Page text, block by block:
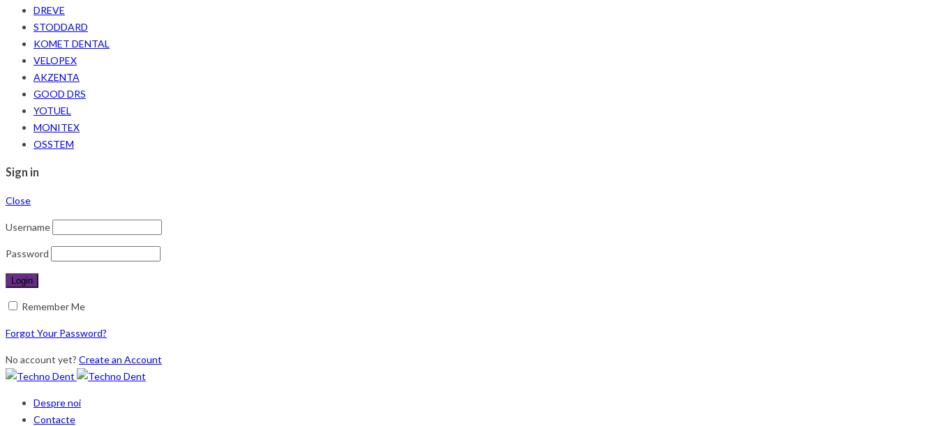
DREVE
STODDARD
KOMET DENTAL
VELOPEX
AKZENTA
GOOD DRS
YOTUEL
MONITEX
OSSTEM
Sign in
Close
Username
Password
Remember Me
Forgot Your Password?
No account yet? Create an Account
Despre noi
Contacte